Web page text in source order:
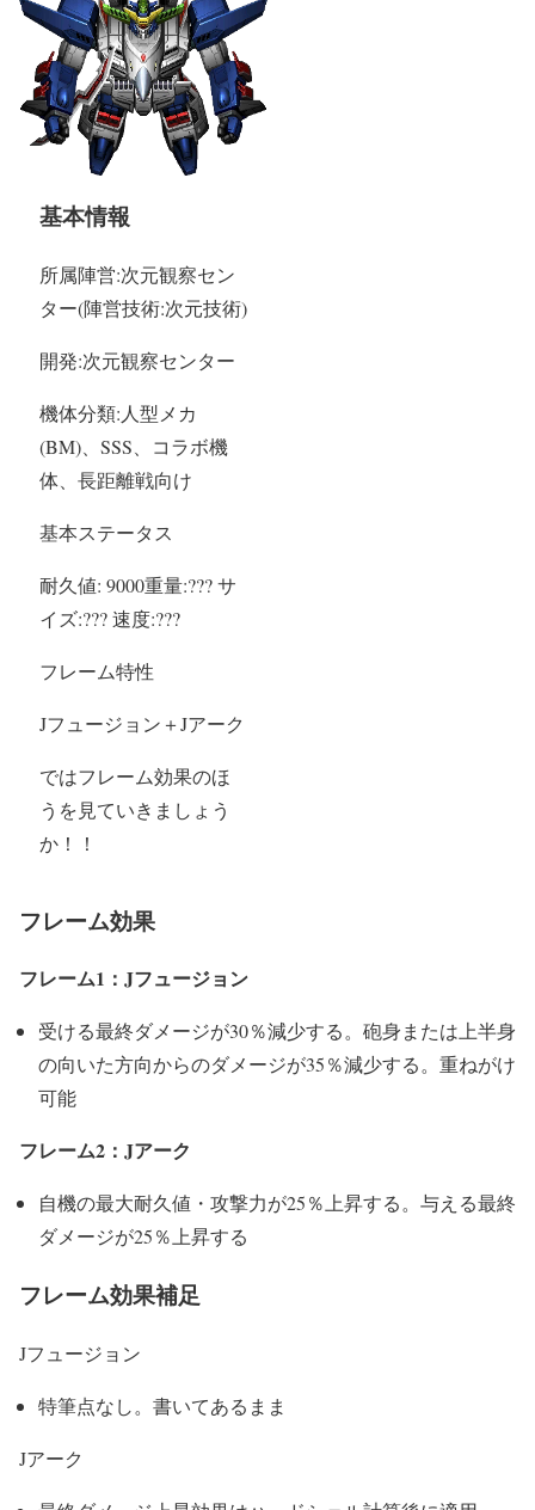
基本情報
所属陣営:次元観察セン
ター(陣営技術:次元技術)
開発:次元観察センター
機体分類:人型メカ
(BM)、SSS、コラボ機
体、長距離戦向け
基本ステータス
耐久値: 9000重量:??? サ
イズ:??? 速度:???
フレーム特性
Jフュージョン＋Jアーク
ではフレーム効果のほ
うを見ていきましょう
か！！
フレーム効果
フレーム1：Jフュージョン
受ける最終ダメージが30％減少する。砲身または上半身
の向いた方向からのダメージが35％減少する。重ねがけ
可能
フレーム2： Jアーク
自機の最大耐久値・攻撃力が25％上昇する。与える最終
ダメージが25％上昇する
フレーム効果補足
Jフュージョン
特筆点なし。書いてあるまま
Jアーク